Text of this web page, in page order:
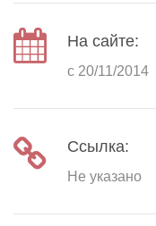
На сайте:
с 20/11/2014
Ссылка:
Не указано